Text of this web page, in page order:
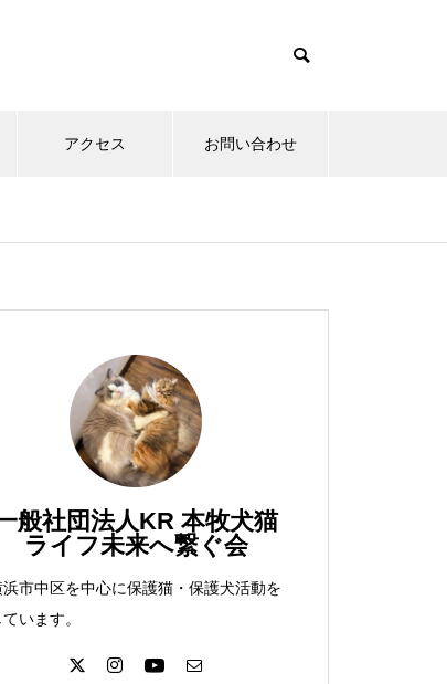
アクセス お問い合わせ
般社団法人KR 本牧犬猫
ライフ未来へ繋ぐ会
浜市中区を中心に保護猫・保護犬活動を
ています。